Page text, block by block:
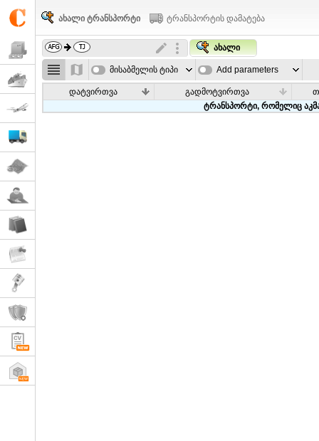
ახალი ტრანსპორტი ტრანსპორტის დამატება
ახალი
მისაბმელის ტიპი Add parameters
დატვირთვა გადმოტვირთვა
ტრანსპორტი, რომელიც